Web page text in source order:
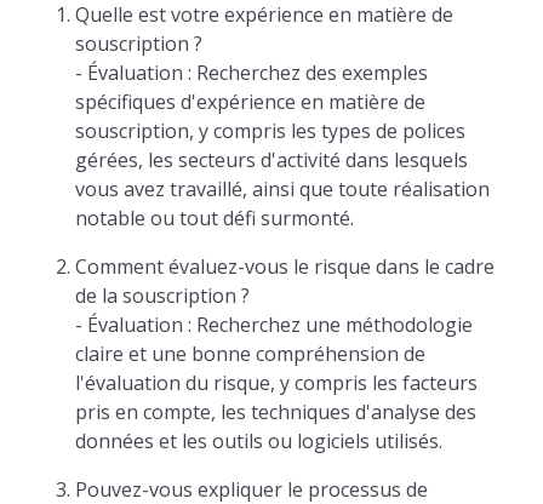
Quelle est votre expérience en matière de
souscription ?
- Évaluation : Recherchez des exemples
spécifiques d'expérience en matière de
souscription, y compris les types de polices
gérées, les secteurs d'activité dans lesquels
vous avez travaillé, ainsi que toute réalisation
notable ou tout défi surmonté.
Comment évaluez-vous le risque dans le cadre
de la souscription ?
- Évaluation : Recherchez une méthodologie
claire et une bonne compréhension de
l'évaluation du risque, y compris les facteurs
pris en compte, les techniques d'analyse des
données et les outils ou logiciels utilisés.
Pouvez-vous expliquer le processus de